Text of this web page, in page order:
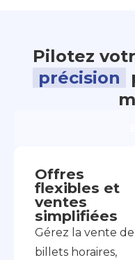
Pilotez
précision
Offres
flexibles et
ventes
simplifiées
Gérez la vente de
billets horaires,